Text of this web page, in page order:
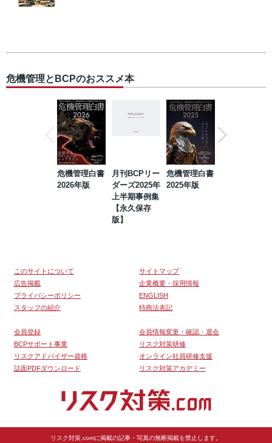
危機管理とBCPのおススメ本
危機管理白書
2026年版
月刊BCPリー
ダーズ2025年
上半期事例集
【永久保存
版】
危機管理白書
2025年版
このサイトについて
サイトマップ
広告掲載
企業概要・採用情報
プライバシーポリシー
ENGLISH
スタッフの紹介
特商法表記
会員登録
会員情報変更・確認・退会
BCPサポート事業
リスク対策研修
リスクアドバイザー資格
オンライン社員研修支援
誌面PDFダウンロード
リスク対策アカデミー
リスク対策.comに掲載の記事・写真の無断掲載を禁止します。